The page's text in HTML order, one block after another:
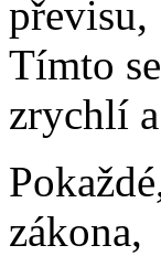
Tímto
zrychlí